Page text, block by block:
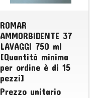
ROMAR
AMMORBIDENTE 37
LAVAGGI 750 ml
[Quantità minima
per ordine è di 15
pezzi]
Prezzo unitario